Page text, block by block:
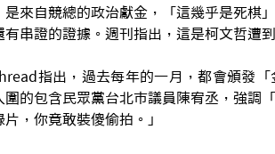
是來自競總的政治獻金，「這幾乎是死棋
有串證的證據。週刊指出，這是柯文哲遭
指出，過去每年的一月，都會頒發
圍的包含民眾黨台北市議員陳宥丞，強調
，你竟敢裝傻偷拍。」